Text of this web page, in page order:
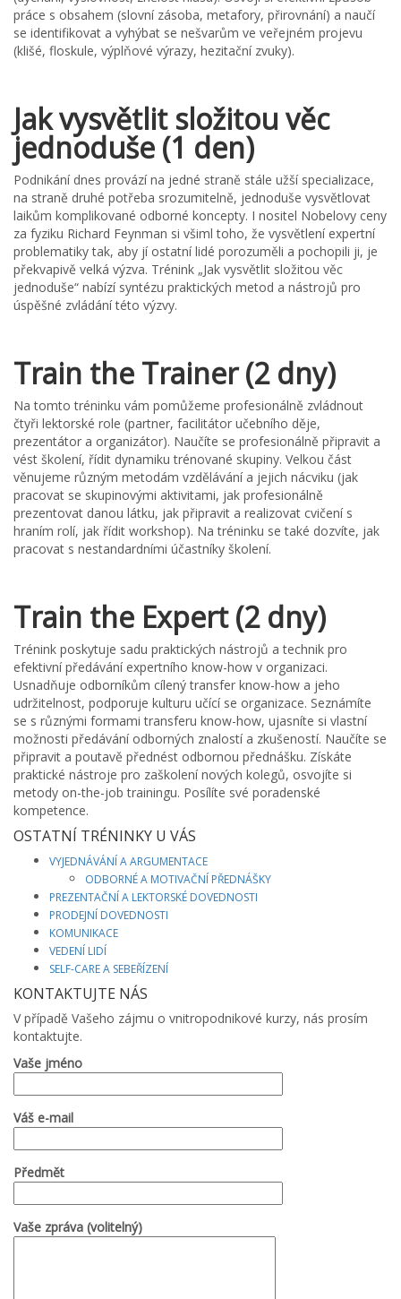
práce s obsahem (slovní zásoba, metafory, přirovnání) a naučí
se identifikovat a vyhýbat se nešvarům ve veřejném projevu
(klišé, floskule, výplňové výrazy, hezitační zvuky).
Jak vysvětlit složitou věc
jednoduše (1 den)
Podnikání dnes provází na jedné straně stále užší specializace,
na straně druhé potřeba srozumitelně, jednoduše vysvětlovat
laikům komplikované odborné koncepty. I nositel Nobelovy ceny
za fyziku Richard Feynman si všiml toho, že vysvětlení expertní
problematiky tak, aby jí ostatní lidé porozuměli a pochopili ji, je
překvapivě velká výzva. Trénink „Jak vysvětlit složitou věc
jednoduše“ nabízí syntézu praktických metod a nástrojů pro
úspěšné zvládání této výzvy.
Train the Trainer (2 dny)
Na tomto tréninku vám pomůžeme profesionálně zvládnout
čtyři lektorské role (partner, facilitátor učebního děje,
prezentátor a organizátor). Naučíte se profesionálně připravit a
vést školení, řídit dynamiku trénované skupiny. Velkou část
věnujeme různým metodám vzdělávání a jejich nácviku (jak
pracovat se skupinovými aktivitami, jak profesionálně
prezentovat danou látku, jak připravit a realizovat cvičení s
hraním rolí, jak řídit workshop). Na tréninku se také dozvíte, jak
pracovat s nestandardními účastníky školení.
Train the Expert (2 dny)
Trénink poskytuje sadu praktických nástrojů a technik pro
efektivní předávání expertního know-how v organizaci.
Usnadňuje odborníkům cílený transfer know-how a jeho
udržitelnost, podporuje kulturu učící se organizace. Seznámíte
se s různými formami transferu know-how, ujasníte si vlastní
možnosti předávání odborných znalostí a zkušeností. Naučíte se
připravit a poutavě přednést odbornou přednášku. Získáte
praktické nástroje pro zaškolení nových kolegů, osvojíte si
metody on-the-job trainingu. Posílíte své poradenské
kompetence.
OSTATNÍ TRÉNINKY U VÁS
VYJEDNÁVÁNÍ A ARGUMENTACE
ODBORNÉ A MOTIVAČNÍ PŘEDNÁŠKY
PREZENTAČNÍ A LEKTORSKÉ DOVEDNOSTI
PRODEJNÍ DOVEDNOSTI
KOMUNIKACE
VEDENÍ LIDÍ
SELF-CARE A SEBEŘÍZENÍ
KONTAKTUJTE NÁS
V případě Vašeho zájmu o vnitropodnikové kurzy, nás prosím
kontaktujte.
Vaše jméno
Váš e-mail
Předmět
Vaše zpráva (volitelný)